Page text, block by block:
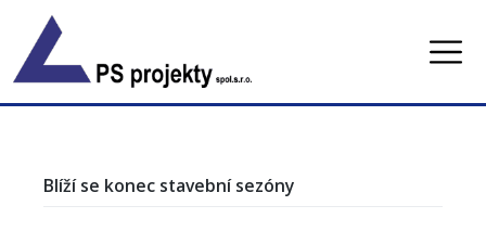
content
Blíží se konec stavební sezóny